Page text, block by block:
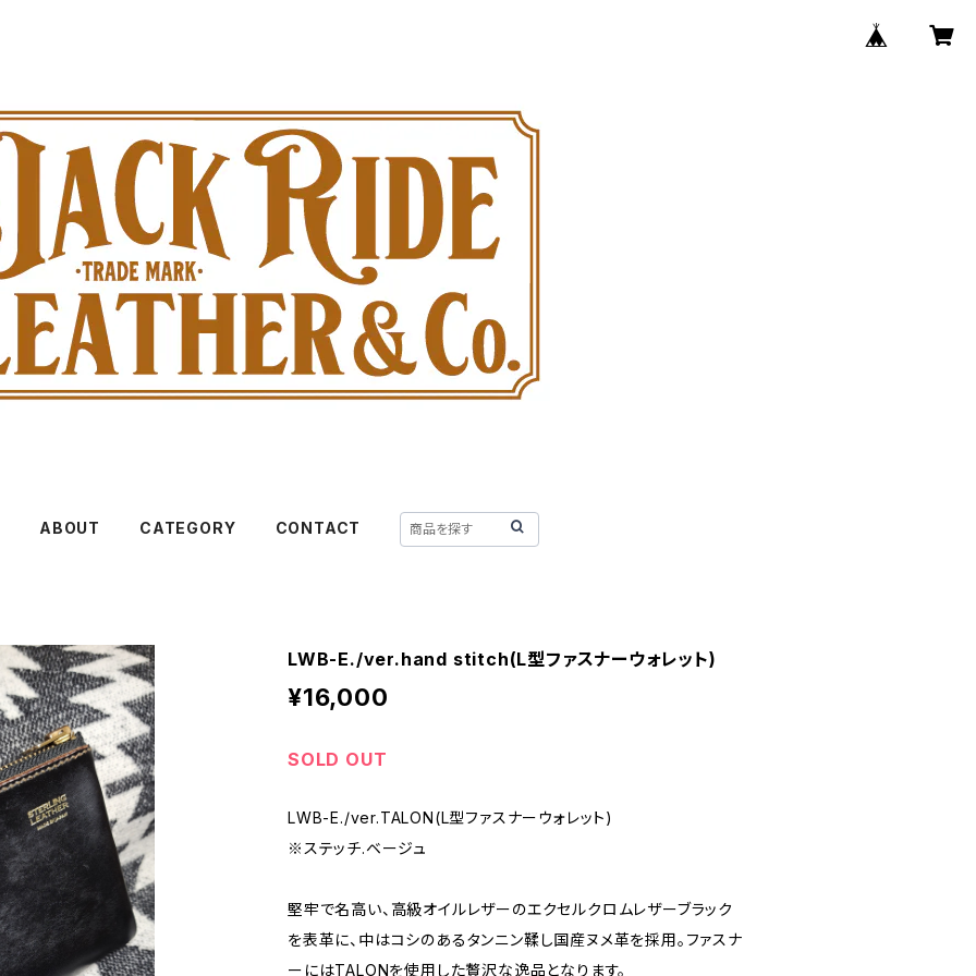
ABOUT CATEGORY CONTACT
LWB-E./ver.hand stitch(L型ファスナーウォレット)
¥16,000
SOLD OUT
LWB-E./ver.TALON(L型ファスナーウォレット)
※ステッチ.ベージュ
堅牢で名高い、高級オイルレザーのエクセルクロムレザーブラック
を表革に、中はコシのあるタンニン鞣し国産ヌメ革を採用。ファスナ
ーにはTALONを使用した贅沢な逸品となります。